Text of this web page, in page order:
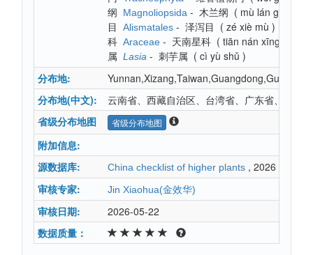
纲
Magnoliopsida - 木兰纲 ( mù lán gāng
目
Alismatales - 泽泻目 ( zé xiè mù )
科 Araceae - 天南星科 ( tiān nán xīng kē
属 Lasia - 刺芋属 ( cì yù shǔ )
分布地:
分布地(中文):
云南省、西藏自治区、台湾省、广东省、广西
省级分布地图
省级分布地图
附加信息:
源数据库:
China checklist of higher plants , 2026
审核专家:
Jin Xiaohua(金效华)
审核日期:
2026-05-22
数据质量：